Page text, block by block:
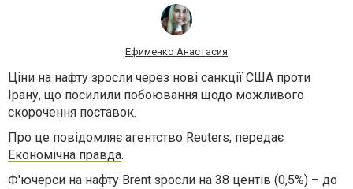
Ефименко Анастасия
Ціни на нафту зросли через нові санкції США проти
Ірану, що посилили побоювання щодо можливого
скорочення поставок.
Про це повідомляє агентство Reuters, передає
Економічна правда.
Ф'ючерси на нафту Brent зросли на 38 центів (0,5%) – до